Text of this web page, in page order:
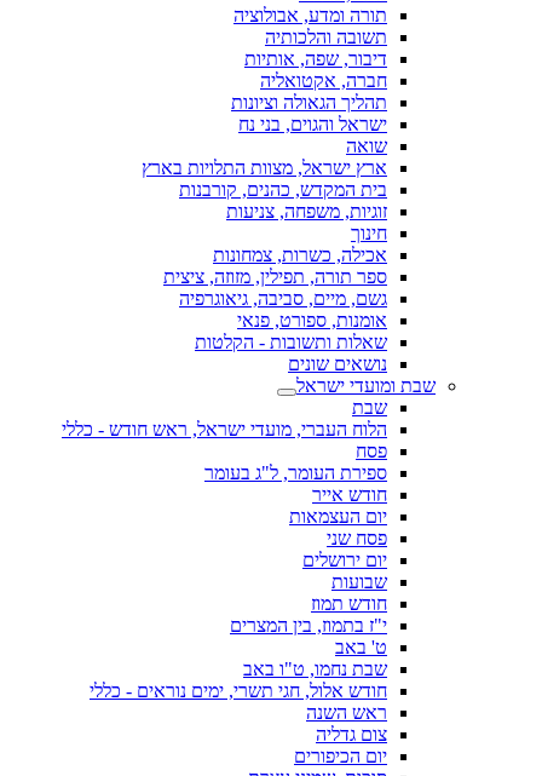
תורה ומדע, אבולוציה
תשובה והלכותיה
דיבור, שפה, אותיות
חברה, אקטואליה
תהליך הגאולה וציונות
ישראל והגוים, בני נח
שואה
ארץ ישראל, מצוות התלויות בארץ
בית המקדש, כהנים, קורבנות
זוגיות, משפחה, צניעות
חינוך
אכילה, כשרות, צמחונות
ספר תורה, תפילין, מזוזה, ציצית
גשם, מיים, סביבה, גיאוגרפיה
אומנות, ספורט, פנאי
שאלות ותשובות - הקלטות
נושאים שונים
שבת ומועדי ישראל
שבת
הלוח העברי, מועדי ישראל, ראש חודש - כללי
פסח
ספירת העומר, ל"ג בעומר
חודש אייר
יום העצמאות
פסח שני
יום ירושלים
שבועות
חודש תמוז
י"ז בתמוז, בין המצרים
ט' באב
שבת נחמו, ט"ו באב
חודש אלול, חגי תשרי, ימים נוראים - כללי
ראש השנה
צום גדליה
יום הכיפורים